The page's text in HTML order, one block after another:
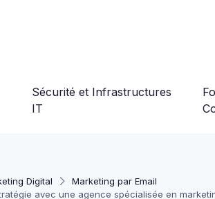
Sécurité et Infrastructures
IT
Digital
Marketing par Email
avec une agence spécialisée en